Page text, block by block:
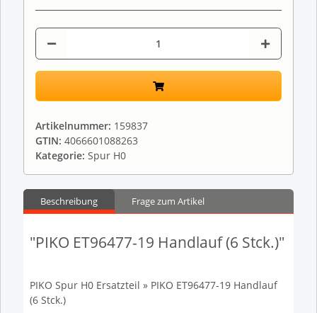
Artikelnummer: 159837
GTIN: 4066601088263
Kategorie: Spur H0
Beschreibung Frage zum Artikel
"PIKO ET96477-19 Handlauf (6 Stck.)"
PIKO Spur H0 Ersatzteil » PIKO ET96477-19 Handlauf
(6 Stck.)